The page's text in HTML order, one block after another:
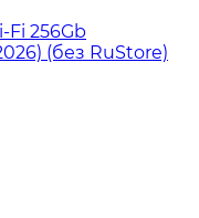
Fi 256Gb
(без RuStore)